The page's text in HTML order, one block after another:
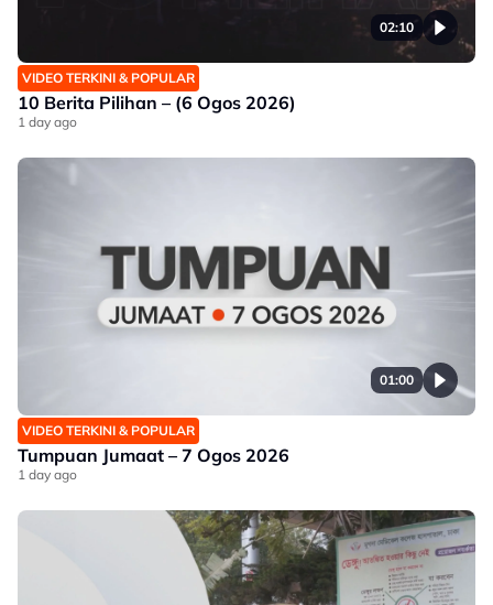
02:10
VIDEO TERKINI & POPULAR
10 Berita Pilihan – (6 Ogos 2026)
1 day ago
01:00
VIDEO TERKINI & POPULAR
Tumpuan Jumaat – 7 Ogos 2026
1 day ago